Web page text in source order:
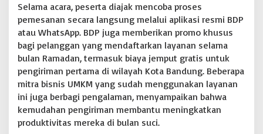
P
u
a
s
a
B
e
r
s
a
m
Selama acara, peserta diajak mencoba proses
pemesanan secara langsung melalui aplikasi resmi BDP
atau WhatsApp. BDP juga memberikan promo khusus
bagi pelanggan yang mendaftarkan layanan selama
bulan Ramadan, termasuk biaya jemput gratis untuk
pengiriman pertama di wilayah Kota Bandung. Beberapa
mitra bisnis UMKM yang sudah menggunakan layanan
ini juga berbagi pengalaman, menyampaikan bahwa
kemudahan pengiriman membantu meningkatkan
produktivitas mereka di bulan suci.